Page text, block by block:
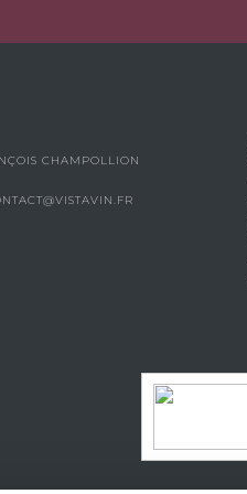
CHAMPOLLION